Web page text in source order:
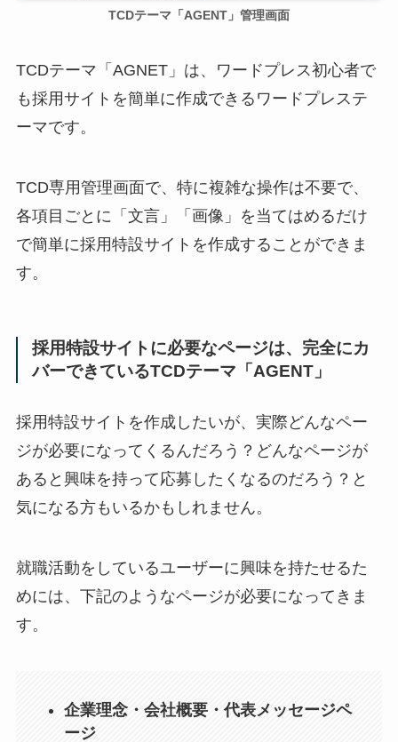
TCDテーマ「AGENT」管理画面
TCDテーマ「AGNET」は、ワードプレス初心者で
も採用サイトを簡単に作成できるワードプレステ
ーマです。
TCD専用管理画面で、特に複雑な操作は不要で、
各項目ごとに「文言」「画像」を当てはめるだけ
で簡単に採用特設サイトを作成することができま
す。
採用特設サイトに必要なページは、完全にカ
バーできているTCDテーマ「AGENT」
採用特設サイトを作成したいが、実際どんなペー
ジが必要になってくるんだろう？どんなページが
あると興味を持って応募したくなるのだろう？と
気になる方もいるかもしれません。
就職活動をしているユーザーに興味を持たせるた
めには、下記のようなページが必要になってきま
す。
企業理念・会社概要・代表メッセージペ
ージ